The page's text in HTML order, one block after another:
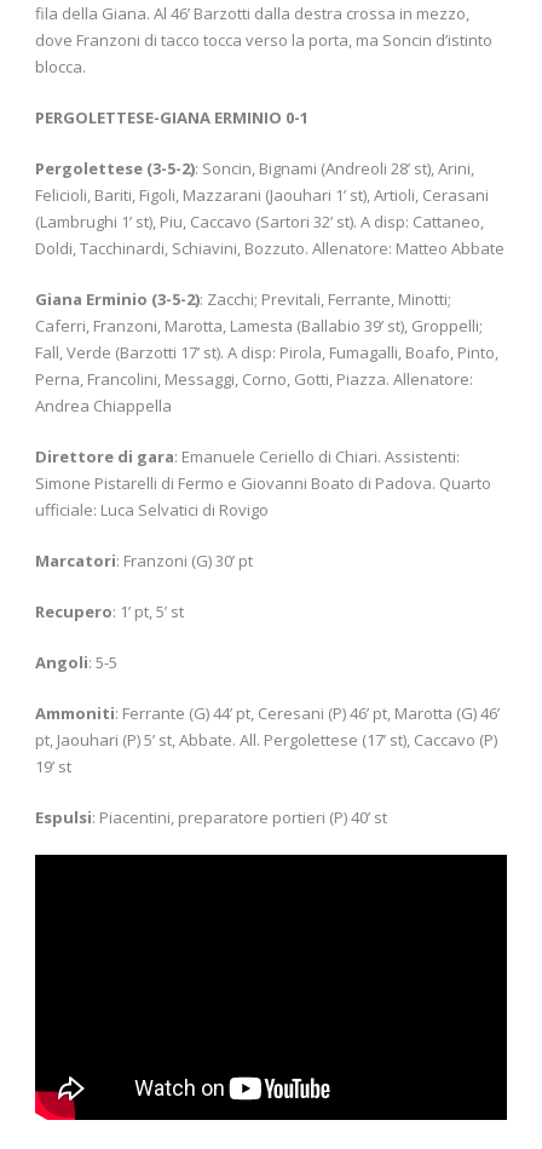
fila della Giana. Al 46’ Barzotti dalla destra crossa in mezzo,
dove Franzoni di tacco tocca verso la porta, ma Soncin d’istinto
blocca.
PERGOLETTESE-GIANA ERMINIO 0-1
Pergolettese (3-5-2): Soncin, Bignami (Andreoli 28’ st), Arini,
Felicioli, Bariti, Figoli, Mazzarani (Jaouhari 1’ st), Artioli, Cerasani
(Lambrughi 1’ st), Piu, Caccavo (Sartori 32’ st). A disp: Cattaneo,
Doldi, Tacchinardi, Schiavini, Bozzuto. Allenatore: Matteo Abbate
Giana Erminio (3-5-2): Zacchi; Previtali, Ferrante, Minotti;
Caferri, Franzoni, Marotta, Lamesta (Ballabio 39’ st), Groppelli;
Fall, Verde (Barzotti 17’ st). A disp: Pirola, Fumagalli, Boafo, Pinto,
Perna, Francolini, Messaggi, Corno, Gotti, Piazza. Allenatore:
Andrea Chiappella
Direttore di gara: Emanuele Ceriello di Chiari. Assistenti:
Simone Pistarelli di Fermo e Giovanni Boato di Padova. Quarto
ufficiale: Luca Selvatici di Rovigo
Marcatori: Franzoni (G) 30’ pt
Recupero: 1’ pt, 5’ st
Angoli: 5-5
Ammoniti: Ferrante (G) 44’ pt, Ceresani (P) 46’ pt, Marotta (G) 46’
pt, Jaouhari (P) 5’ st, Abbate. All. Pergolettese (17’ st), Caccavo (P)
19’ st
Espulsi: Piacentini, preparatore portieri (P) 40’ st